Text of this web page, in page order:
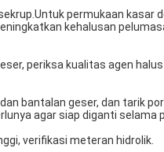
permukaan kasar
kehalusan
periksa kualitas agen
bantalan geser, dan tarik
agar siap diganti selama
verifikasi meteran hidrolik.